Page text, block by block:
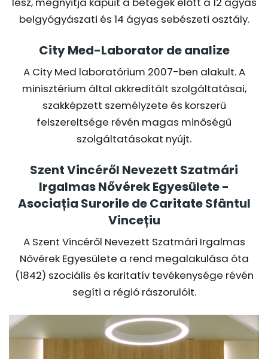
belgyógyászati és 14 ágyas sebészeti osztály.
City Med-Laborator de analize
A City Med laboratórium 2007-ben alakult. A
minisztérium által akkreditált szolgáltatásai,
szakképzett személyzete és korszerű
felszereltsége révén magas minőségű
szolgáltatásokat nyújt.
Szent Vincéről Nevezett Szatmári
Irgalmas Nővérek Egyesülete -
Asociația Surorile de Caritate Sfântul
Vincețiu
A Szent Vincéről Nevezett Szatmári Irgalmas
Nővérek Egyesülete a rend megalakulása óta
(1842) szociális és karitatív tevékenysége révén
segíti a régió rászorulóit.